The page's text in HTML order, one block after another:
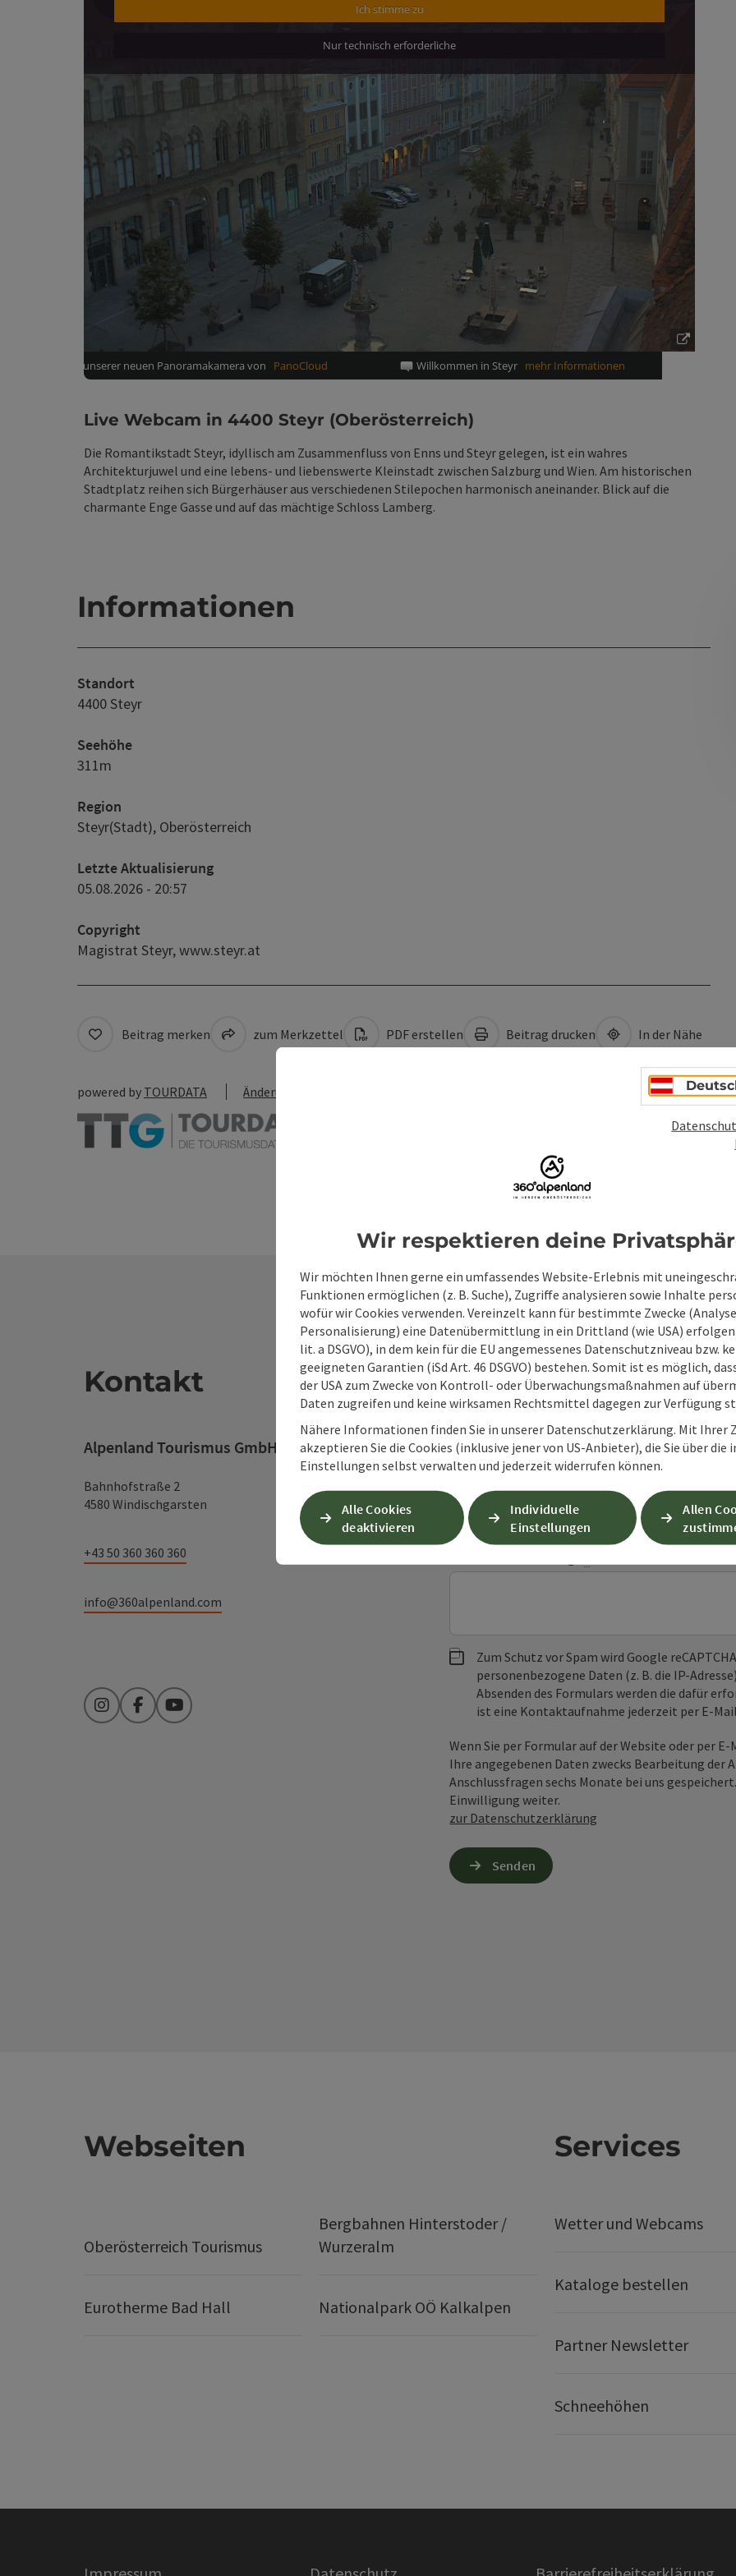
Live Webcam in 4400 Steyr (Oberösterreich)
Die Romantikstadt Steyr, idyllisch am Zusammenfluss von Enns und Steyr gelegen, ist ein wahres
Architekturjuwel und eine lebens- und liebenswerte Kleinstadt zwischen Salzburg und Wien. Am historischen
Stadtplatz reihen sich Bürgerhäuser aus verschiedenen Stilepochen harmonisch aneinander. Blick auf die
charmante Enge Gasse und auf das mächtige Schloss Lamberg.
Informationen
Standort
4400 Steyr
Seehöhe
311m
Region
Steyr(Stadt), Oberösterreich
Letzte Aktualisierung
05.08.2026 - 20:57
Copyright
Magistrat Steyr,www.steyr.at
Beitrag merken zum Merkzettel PDF erstellen Beitrag drucken In der Nähe
powered by TOURDATA Änderung vorschlagen
Kontakt
Alpenland Tourismus GmbH
Bahnhofstraße 2
4580 Windischgarsten
+43 50 360 360 360
info@360alpenland.com
InstagramFacebookYouTube
Unverbindliche
Felder mit *sind Pflichtfelder
Zum Schutz vor Spam wird Google
personenbezogene Daten (z. B. die IP-
Absenden des Formulars werden die dafür
ist eine Kontaktaufnahme jederzeit per E-
Wenn Sie per Formular auf der Website oder per
Ihre angegebenen Daten zwecks Bearbeitung der
Anschlussfragen sechs Monate bei uns
Einwilligung weiter.
zur Datenschutzerklärung
Senden
Webseiten
Oberösterreich Tourismus
Bergbahnen Hinterstoder /
Wurzeralm
Eurotherme Bad Hall Nationalpark OÖ Kalkalpen
Services
Wetter und Webcams
Kataloge bestellen
Partner Newsletter
Schneehöhen
Wir respektieren deine
Wir möchten Ihnen gerne ein umfassendes Website-Erlebnis mit
Funktionen ermöglichen (z. B. Suche), Zugriffe analysieren sowie Inhalte
wofür wir Cookies verwenden. Vereinzelt kann für bestimmte Zwecke
Personalisierung) eine Datenübermittlung in ein Drittland (wie USA) erfolgen
lit. a DSGVO), in dem kein für die EU angemessenes Datenschutzniveau bzw.
geeigneten Garantien (iSd Art. 46 DSGVO) bestehen. Somit ist es möglich,
der USA zum Zwecke von Kontroll- oder Überwachungsmaßnahmen auf
Daten zugreifen und keine wirksamen Rechtsmittel dagegen zur Verfügung
Nähere Informationen finden Sie in unserer Datenschutzerklärung. Mit Ihrer
akzeptieren Sie die Cookies (inklusive jener von US-Anbieter), die Sie über die
Einstellungen selbst verwalten und jederzeit widerrufen können.
Alle Cookies
deaktivieren
Individuelle
Einstellungen
Allen